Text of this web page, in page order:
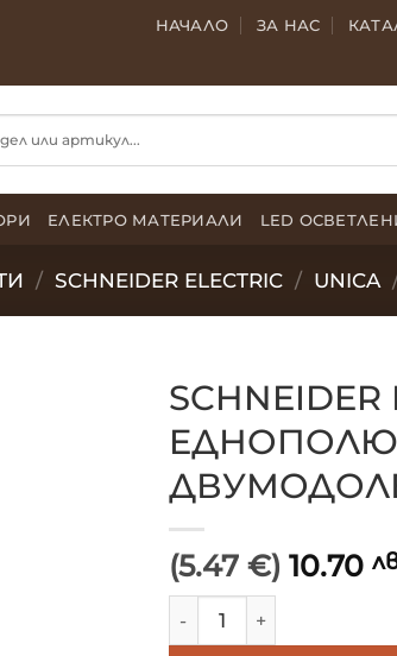
НАЧАЛО ЗА НАС
ЕЛЕКТРО МАТЕРИАЛИ LED
/ SCHNEIDER ELECTRIC / UNICA
SCHNEIDER
(5.47 €) 10.70
количество за